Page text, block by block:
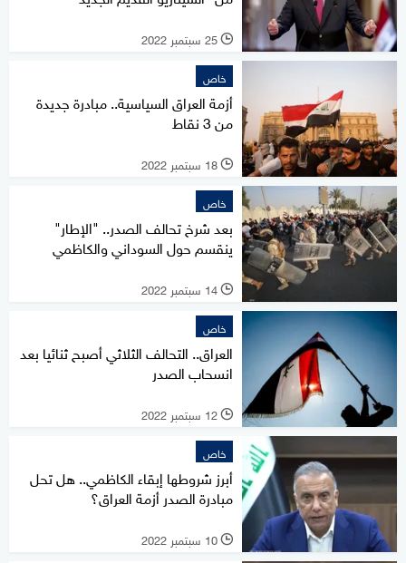
l 25 سبتمبر 2022
خاص
أزمة العراق السياسية.. مبادرة جديدة
من 3 نقاط
l 18 سبتمبر 2022
خاص
بعد شرخ تحالف الصدر.. "الإطار"
ينقسم حول السوداني والكاظمي
l 14 سبتمبر 2022
خاص
العراق.. التحالف الثلاثي أصبح ثنائيا بعد
انسحاب الصدر
l 12 سبتمبر 2022
خاص
أبرز شروطها إبقاء الكاظمي.. هل تحل
مبادرة الصدر أزمة العراق؟
l 10 سبتمبر 2022